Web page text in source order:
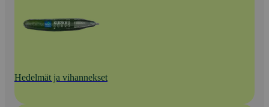
Hedelmät ja vihannekset